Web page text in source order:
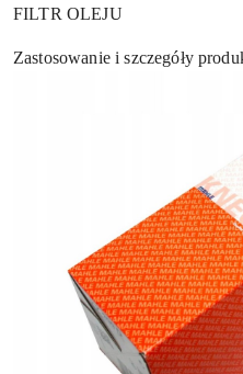
FILTR OLEJU
Zastosowanie i szczegóły